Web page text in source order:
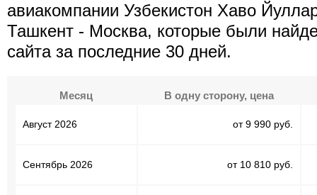
авиакомпании Узбекистон Хаво
Ташкент - Москва, которые были
сайта за последние 30 дней.
Месяц В одну сторону, цена
Август 2026 от 9 990 руб.
Сентябрь 2026 от 10 810 руб.